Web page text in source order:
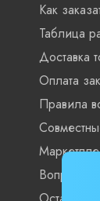
Как
Таблица
Доставка
Оплата
Правила
Вопросы и